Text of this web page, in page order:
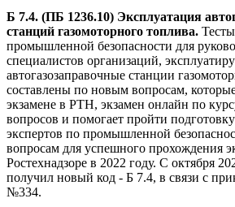
Б 7.4. (ПБ 1236.10) Эксплуатация
станций газомоторного топлива.
промышленной безопасности для
специалистов организаций,
автогазозаправочные станции
составлены по новым вопросам,
экзамене в РТН, экзамен онлайн по
вопросов и помогает пройти
экспертов по промышленной
вопросам для успешного прохождения
Ростехнадзоре в 2022 году. С октября
получил новый код - Б 7.4, в связи с
№334.